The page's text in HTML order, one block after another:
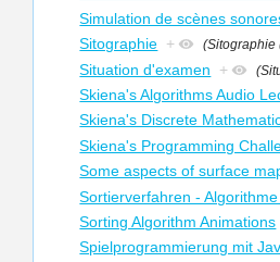
Simulation de scènes
Sitographie + (Sitographie
Situation d'examen +
Skiena's Algorithms Audio
Skiena's Discrete
Skiena's Programming
Some aspects of surface
Sortierverfahren -
Sorting Algorithm Animations
Spielprogrammierung mit